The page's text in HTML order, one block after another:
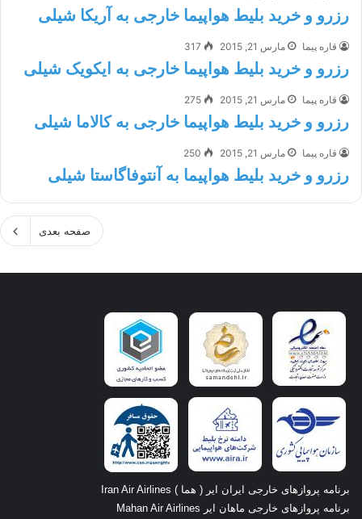
رزرو و خرید بلیط هواپیما خارجی به آریکا شیلی
قاره پیما مارس 21, 2015 317
رزرو و خرید بلیط هواپیما خارجی به ایکویک شیلی
قاره پیما مارس 21, 2015 275
رزرو و خرید بلیط هواپیما خارجی به کالاما شیلی
قاره پیما مارس 21, 2015 250
رزرو و خرید بلیط هواپیما به آنتوفاگاستا شیلی
صفحه بعدی
برنامه پروازهای خارجی ایران ایر ( هما ) Iran Air Airlines
برنامه پروازهای خارجی ماهان ایر Mahan Air Airlines